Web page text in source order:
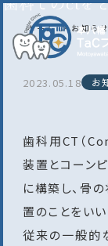
ホーム お知らせ
2023.05.18 お
歯科用CT（
装置とコーン
に構築し、骨
置のことをいい
従来の一般的